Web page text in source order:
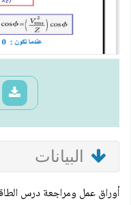
البيانات
أوراق عمل ومراجعة درس